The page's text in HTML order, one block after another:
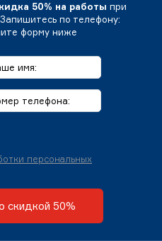
50% на работы при
по телефону:
форму ниже
персональных
скидкой 50%